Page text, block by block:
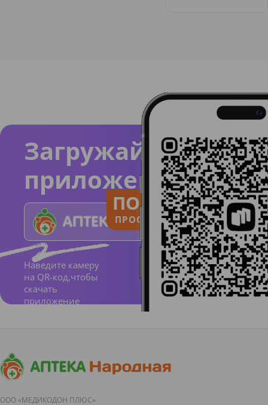
Загружайте
приложение
Наведите камеру
на QR-код,чтобы
скачать
приложение
ПОЛЬЗУЙСЯ
ПРОСТО И ПОНЯТНО
ООО «МЕДИКОДОН ПЛЮС»